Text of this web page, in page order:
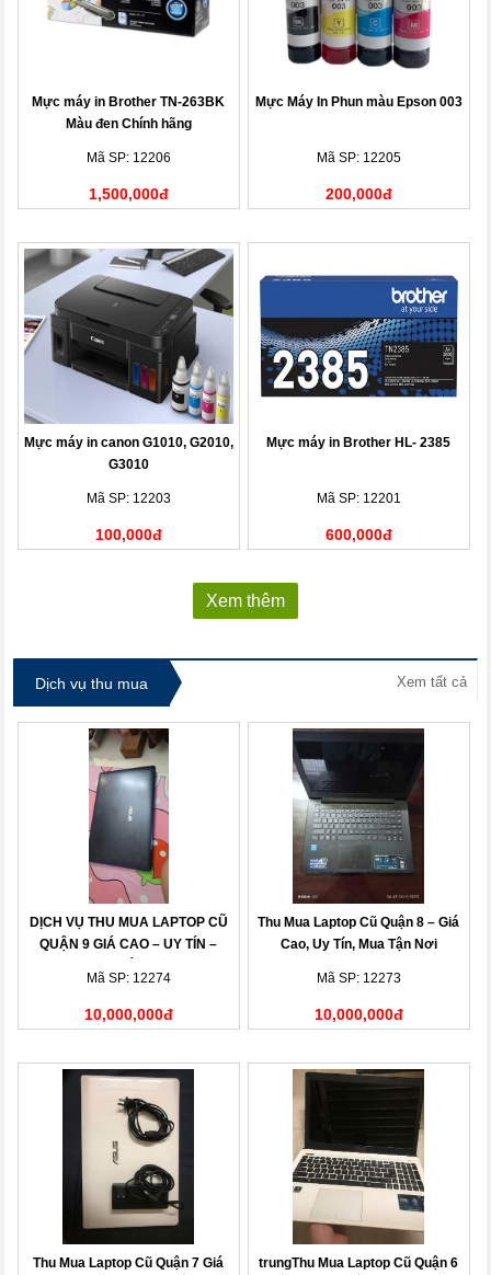
Mực máy in Brother TN-263BK
Màu đen Chính hãng
Mã SP: 12206
1,500,000đ
Mực Máy In Phun màu Epson 003
Mã SP: 12205
200,000đ
Mực máy in canon G1010, G2010,
G3010
Mã SP: 12203
100,000đ
Mực máy in Brother HL- 2385
Mã SP: 12201
600,000đ
Xem thêm
Dịch vụ thu mua Xem tất cả
DỊCH VỤ THU MUA LAPTOP CŨ
QUẬN 9 GIÁ CAO – UY TÍN –
Mã SP: 12274
10,000,000đ
Thu Mua Laptop Cũ Quận 8 – Giá
Cao, Uy Tín, Mua Tận Nơi
Mã SP: 12273
10,000,000đ
Thu Mua Laptop Cũ Quận 7 Giá
trungThu Mua Laptop Cũ Quận 6